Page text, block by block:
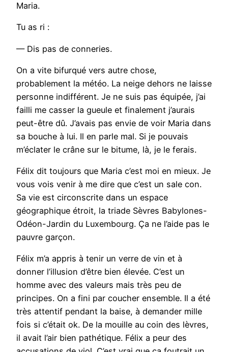
Maria.
Tu as ri :
— Dis pas de conneries.
On a vite bifurqué vers autre chose,
probablement la météo. La neige dehors ne laisse
personne indifférent. Je ne suis pas équipée, j’ai
failli me casser la gueule et finalement j’aurais
peut-être dû. J’avais pas envie de voir Maria dans
sa bouche à lui. Il en parle mal. Si je pouvais
m’éclater le crâne sur le bitume, là, je le ferais.
Félix dit toujours que Maria c’est moi en mieux. Je
vous vois venir à me dire que c’est un sale con.
Sa vie est circonscrite dans un espace
géographique étroit, la triade Sèvres Babylones-
Odéon-Jardin du Luxembourg. Ça ne l’aide pas le
pauvre garçon.
Félix m’a appris à tenir un verre de vin et à
donner l’illusion d’être bien élevée. C’est un
homme avec des valeurs mais très peu de
principes. On a fini par coucher ensemble. Il a été
très attentif pendant la baise, à demander mille
fois si c’était ok. De la mouille au coin des lèvres,
il avait l’air bien pathétique. Félix a peur des